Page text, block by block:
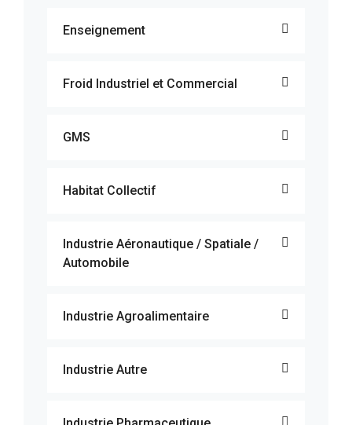
Enseignement
Froid Industriel et Commercial
GMS
Habitat Collectif
Industrie Aéronautique / Spatiale /
Automobile
Industrie Agroalimentaire
Industrie Autre